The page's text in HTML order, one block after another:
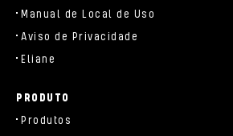
Manual de Local de Uso
Aviso de Privacidade
Eliane
PRODUTO
Produtos